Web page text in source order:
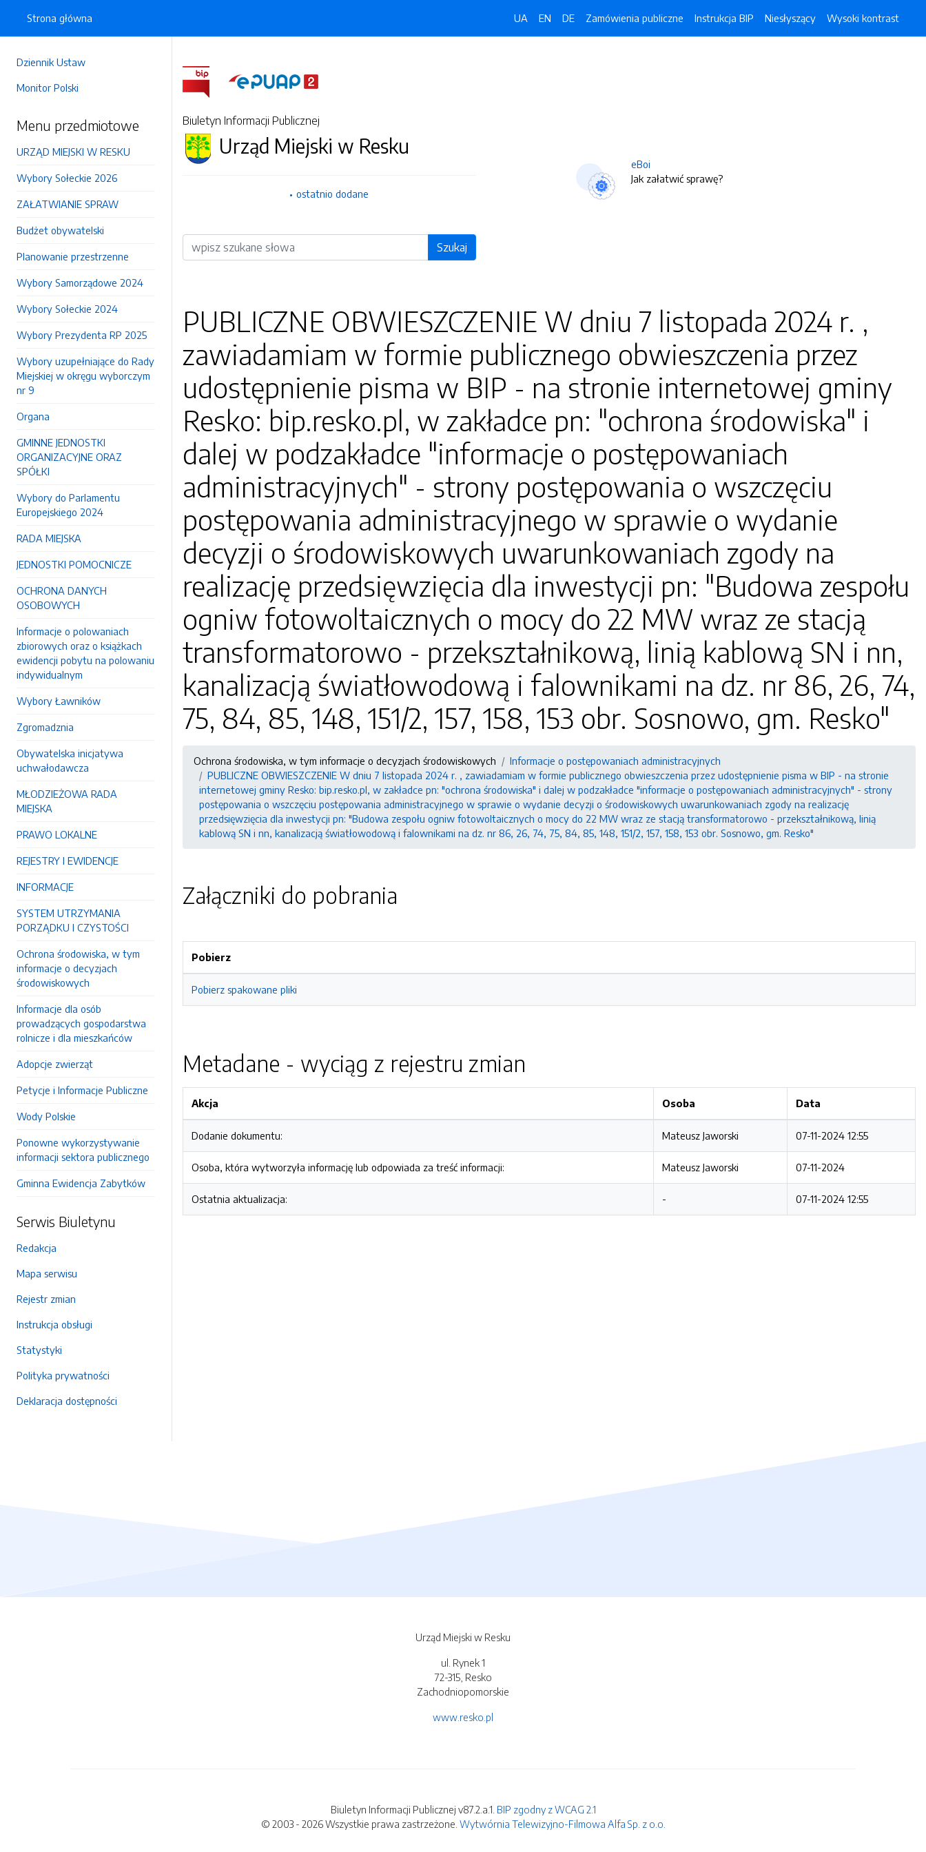
Dziennik Ustaw
Monitor Polski
Menu przedmiotowe
URZĄD MIEJSKI W RESKU
Wybory Sołeckie 2026
ZAŁATWIANIE SPRAW
Budżet obywatelski
Planowanie przestrzenne
Wybory Samorządowe 2024
Wybory Sołeckie 2024
Wybory Prezydenta RP 2025
Wybory uzupełniające do Rady
Miejskiej w okręgu wyborczym
nr 9
Organa
GMINNE JEDNOSTKI
ORGANIZACYJNE ORAZ
SPÓŁKI
Wybory do Parlamentu
Europejskiego 2024
RADA MIEJSKA
JEDNOSTKI POMOCNICZE
OCHRONA DANYCH
OSOBOWYCH
Informacje o polowaniach
zbiorowych oraz o książkach
ewidencji pobytu na polowaniu
indywidualnym
Wybory Ławników
Zgromadznia
Obywatelska inicjatywa
uchwałodawcza
MŁODZIEŻOWA RADA
MIEJSKA
PRAWO LOKALNE
REJESTRY I EWIDENCJE
INFORMACJE
SYSTEM UTRZYMANIA
PORZĄDKU I CZYSTOŚCI
Ochrona środowiska, w tym
informacje o decyzjach
środowiskowych
Informacje dla osób
prowadzących gospodarstwa
rolnicze i dla mieszkańców
Adopcje zwierząt
Petycje i Informacje Publiczne
Wody Polskie
Ponowne wykorzystywanie
informacji sektora publicznego
Gminna Ewidencja Zabytków
Serwis Biuletynu
Redakcja
Mapa serwisu
Rejestr zmian
Instrukcja obsługi
Statystyki
Polityka prywatności
Deklaracja dostępności
Strona główna UA EN DE Zamówienia publiczne Instrukcja BIP Niesłyszący Wysoki kontrast
Biuletyn Informacji Publicznej
Urząd Miejski w Resku
ostatnio dodane
Wyszukiwarka Szukaj
eBoi
Jak załatwić sprawę?
PUBLICZNE OBWIESZCZENIE W dniu 7 listopada 2024 r. ,
zawiadamiam w formie publicznego obwieszczenia przez
udostępnienie pisma w BIP - na stronie internetowej gminy
Resko: bip.resko.pl, w zakładce pn: "ochrona środowiska" i
dalej w podzakładce "informacje o postępowaniach
administracyjnych" - strony postępowania o wszczęciu
postępowania administracyjnego w sprawie o wydanie
decyzji o środowiskowych uwarunkowaniach zgody na
realizację przedsięwzięcia dla inwestycji pn: "Budowa zespołu
ogniw fotowoltaicznych o mocy do 22 MW wraz ze stacją
transformatorowo - przekształnikową, linią kablową SN i nn,
kanalizacją światłowodową i falownikami na dz. nr 86, 26, 74,
75, 84, 85, 148, 151/2, 157, 158, 153 obr. Sosnowo, gm. Resko"
Ochrona środowiska, w tym informacje o decyzjach środowiskowych
Informacje o postępowaniach administracyjnych
PUBLICZNE OBWIESZCZENIE W dniu 7 listopada 2024 r. , zawiadamiam w formie publicznego obwieszczenia przez udostępnienie pisma w BIP - na stronie
internetowej gminy Resko: bip.resko.pl, w zakładce pn: "ochrona środowiska" i dalej w podzakładce "informacje o postępowaniach administracyjnych" - strony
postępowania o wszczęciu postępowania administracyjnego w sprawie o wydanie decyzji o środowiskowych uwarunkowaniach zgody na realizację
przedsięwzięcia dla inwestycji pn: "Budowa zespołu ogniw fotowoltaicznych o mocy do 22 MW wraz ze stacją transformatorowo - przekształnikową, linią
kablową SN i nn, kanalizacją światłowodową i falownikami na dz. nr 86, 26, 74, 75, 84, 85, 148, 151/2, 157, 158, 153 obr. Sosnowo, gm. Resko"
Załączniki do pobrania
Pobierz
Pobierz spakowane pliki
Metadane - wyciąg z rejestru zmian
Akcja Osoba Data
Dodanie dokumentu: Mateusz Jaworski 07-11-2024 12:55
Osoba, która wytworzyła informację lub odpowiada za treść informacji: Mateusz Jaworski 07-11-2024
Ostatnia aktualizacja: - 07-11-2024 12:55
Urząd Miejski w Resku
ul. Rynek 1
72-315, Resko
Zachodniopomorskie
www.resko.pl
Biuletyn Informacji Publicznej v87.2.a.1. BIP zgodny z WCAG 2.1
© 2003 - 2026 Wszystkie prawa zastrzeżone. Wytwórnia Telewizyjno-Filmowa Alfa Sp. z o.o.